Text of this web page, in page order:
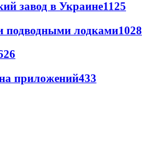
завод в Украине1125
подводными лодками1028
приложений433